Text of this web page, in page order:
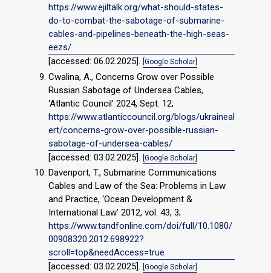
https://www.ejiltalk.org/what-should-states-
do-to-combat-the-sabotage-of-submarine-
cables-and-pipelines-beneath-the-high-seas-
eezs/
[accessed: 06.02.2025]. [Google Scholar]
Cwalina, A., Concerns Grow over Possible
Russian Sabotage of Undersea Cables,
‘Atlantic Council’ 2024, Sept. 12;
https://www.atlanticcouncil.org/blogs/ukraineal
ert/concerns-grow-over-possible-russian-
sabotage-of-undersea-cables/
[accessed: 03.02.2025]. [Google Scholar]
Davenport, T., Submarine Communications
Cables and Law of the Sea: Problems in Law
and Practice, ‘Ocean Development &
International Law’ 2012, vol. 43, 3;
https://www.tandfonline.com/doi/full/10.1080/
00908320.2012.698922?
scroll=top&needAccess=true
[accessed: 03.02.2025]. [Google Scholar]